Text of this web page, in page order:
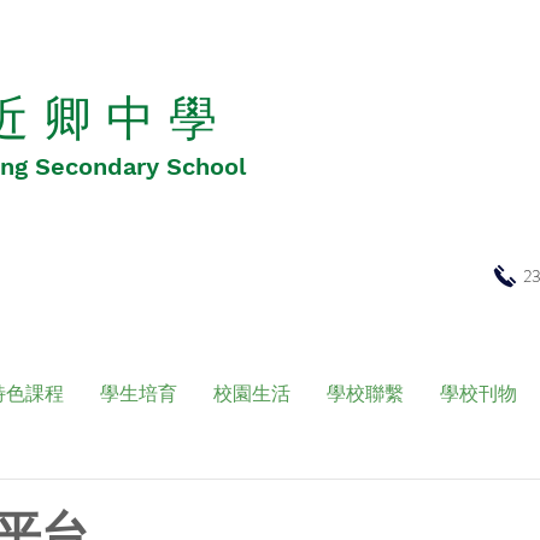
卿 中 學
Secondary School
色課程 學生培育 校園生活 學校聯繫 學校刊物